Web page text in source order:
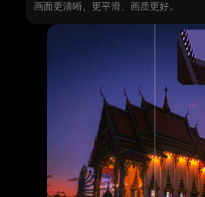
画面更清晰、更平滑、画质更好。